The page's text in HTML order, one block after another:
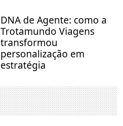
DNA de Agente: como a
Trotamundo Viagens
transformou
personalização em
estratégia